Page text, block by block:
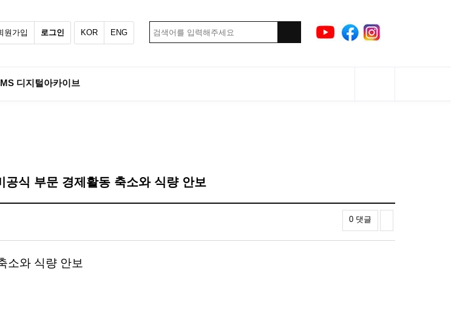
원가입 로그인 KOR ENG
디지털아카이브
식 부문 경제활동 축소와 식량 안보
0 댓글
소와 식량 안보